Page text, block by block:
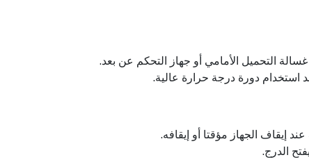
التحميل الأمامي أو جهاز التحكم عن بعد.
استخدام دورة درجة حرارة عالية.
الدرج.